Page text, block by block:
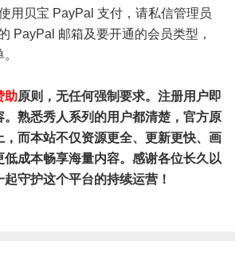
用贝宝 PayPal 支付，请私信管理员
PayPal 邮箱及要开通的会员类型，
助原则，无任何强制要求。注册用户即
。熟悉秀人系列的用户都清楚，官方原
，而本站不仅资源更全、更新更快、画
低成本畅享海量内容。感谢各位长久以
守护这个平台的持续运营！